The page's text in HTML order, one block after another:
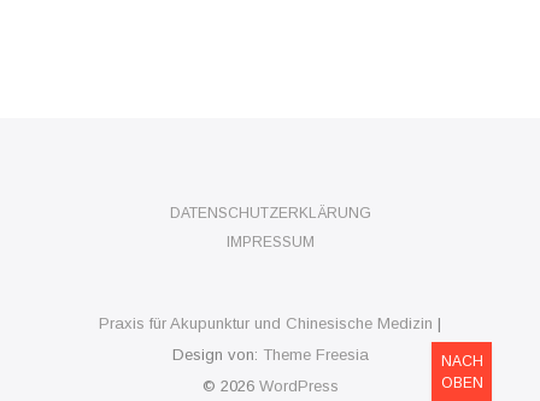
DATENSCHUTZERKLÄRUNG
IMPRESSUM
Praxis für Akupunktur und Chinesische Medizin |
Design von: Theme Freesia
© 2026 WordPress
NACH
OBEN